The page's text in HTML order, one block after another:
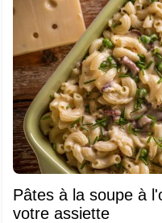
Pâtes à la soupe à
votre assiette